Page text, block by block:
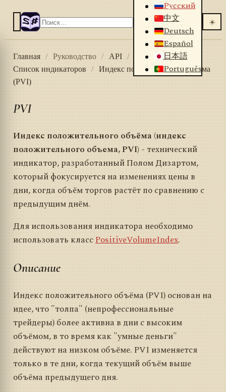
Русский
中文
Deutsch
Español
日本語
Português
☀️
Главная / Руководство / API / Индикаторы
/
Список индикаторов
/
Индекс положительного объёма
(PVI)
PVI
Индекс положительного объёма (индекс
положительного объема, PVI) - технический
индикатор, разработанный Полом Дизартом,
который фокусируется на изменениях цены в
дни, когда объём торгов растёт по сравнению с
предыдущим днём.
Для использования индикатора необходимо
использовать классPositiveVolumeIndex.
Описание
Индекс положительного объёма (PVI) основан на
идее, что "толпа" (непрофессиональные
трейдеры) более активна в дни с высоким
объёмом, в то время как "умные деньги"
действуют на низком объёме. PVI изменяется
только в те дни, когда текущий объём выше
объёма предыдущего дня.